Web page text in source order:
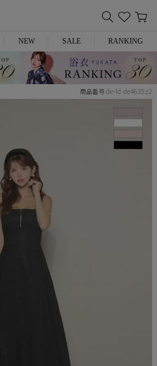
NEW SALE RANKING
商品番号 de-ld-de4635z2